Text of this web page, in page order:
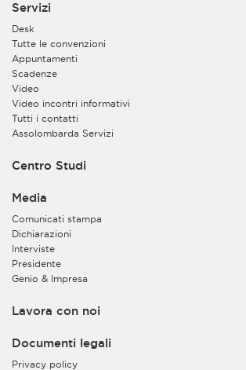
Servizi
Desk
Tutte le convenzioni
Appuntamenti
Scadenze
Video
Video incontri informativi
Tutti i contatti
Assolombarda Servizi
Centro Studi
Media
Comunicati stampa
Dichiarazioni
Interviste
Presidente
Genio & Impresa
Lavora con noi
Documenti legali
Privacy policy